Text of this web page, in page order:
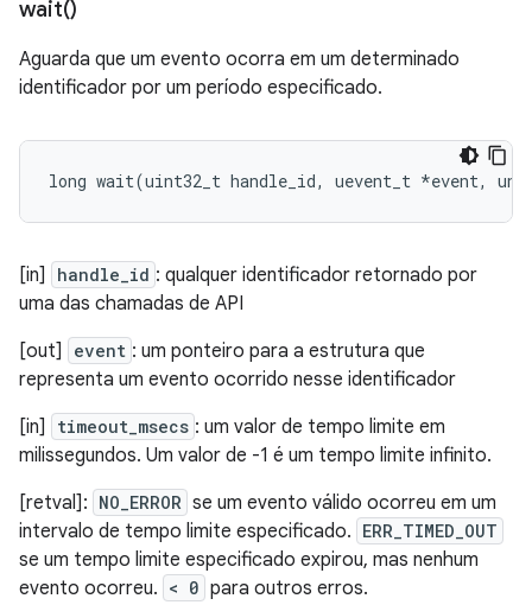
wait()
Aguarda que um evento ocorra em um determinado
identificador por um período especificado.
long wait(uint32_t handle_id, uevent_t *event,
[in] handle_id : qualquer identificador retornado por
uma das chamadas de API
[out]
event : um ponteiro para a estrutura que
representa um evento ocorrido nesse identificador
[in]
timeout_msecs : um valor de tempo limite em
milissegundos. Um valor de -1 é um tempo limite infinito.
[retval]: NO_ERROR se um evento válido ocorreu em um
intervalo de tempo limite especificado. ERR_TIMED_OUT
se um tempo limite especificado expirou, mas nenhum
evento ocorreu. < 0 para outros erros.